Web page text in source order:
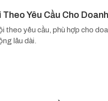
Yêu Cầu Cho
theo yêu cầu, phù hợp cho
lâu dài.